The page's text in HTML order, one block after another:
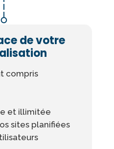
de votre
compris
et illimitée
sites planifiées